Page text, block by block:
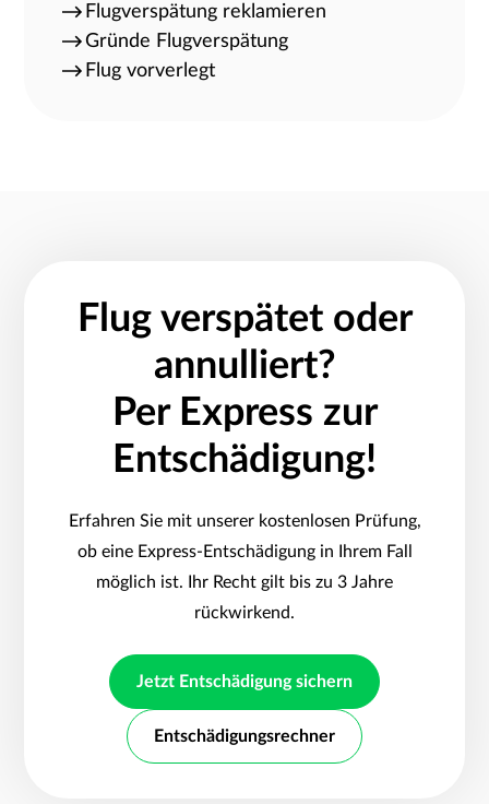
Flugverspätung reklamieren
Gründe Flugverspätung
Flug vorverlegt
Flug verspätet oder
annulliert?
Per Express zur
Entschädigung!
Erfahren Sie mit unserer kostenlosen Prüfung,
ob eine Express-Entschädigung in Ihrem Fall
möglich ist. Ihr Recht gilt bis zu 3 Jahre
rückwirkend.
Jetzt Entschädigung sichern
Entschädigungsrechner